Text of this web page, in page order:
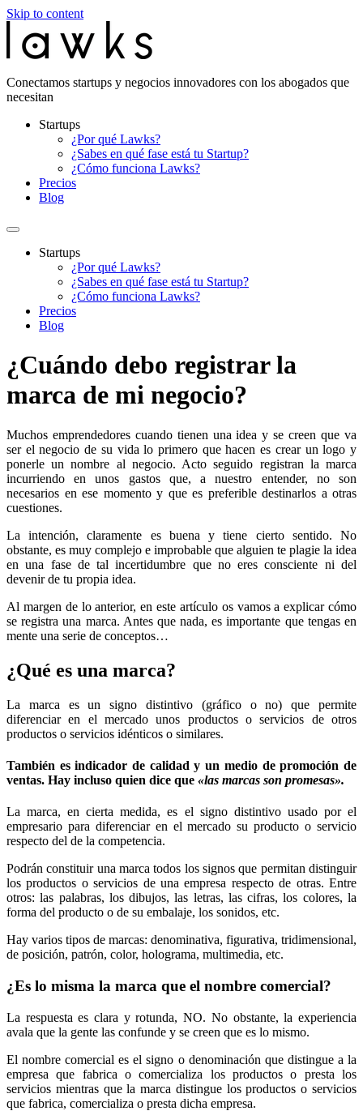
Skip to content
Conectamos startups y negocios innovadores con los abogados que
necesitan
Startups
¿Por qué Lawks?
¿Sabes en qué fase está tu Startup?
¿Cómo funciona Lawks?
Precios
Blog
Startups
¿Por qué Lawks?
¿Sabes en qué fase está tu Startup?
¿Cómo funciona Lawks?
Precios
Blog
¿Cuándo debo registrar la
marca de mi negocio?
Muchos emprendedores cuando tienen una idea y se creen que va
ser el negocio de su vida lo primero que hacen es crear un logo y
ponerle un nombre al negocio. Acto seguido registran la marca
incurriendo en unos gastos que, a nuestro entender, no son
necesarios en ese momento y que es preferible destinarlos a otras
cuestiones.
La intención, claramente es buena y tiene cierto sentido. No
obstante, es muy complejo e improbable que alguien te plagie la idea
en una fase de tal incertidumbre que no eres consciente ni del
devenir de tu propia idea.
Al margen de lo anterior, en este artículo os vamos a explicar cómo
se registra una marca. Antes que nada, es importante que tengas en
mente una serie de conceptos…
¿Qué es una marca?
La marca es un signo distintivo (gráfico o no) que permite
diferenciar en el mercado unos productos o servicios de otros
productos o servicios idénticos o similares.
También es indicador de calidad y un medio de promoción de
ventas. Hay incluso quien dice que «las marcas son promesas».
La marca, en cierta medida, es el signo distintivo usado por el
empresario para diferenciar en el mercado su producto o servicio
respecto del de la competencia.
Podrán constituir una marca todos los signos que permitan distinguir
los productos o servicios de una empresa respecto de otras. Entre
otros: las palabras, los dibujos, las letras, las cifras, los colores, la
forma del producto o de su embalaje, los sonidos, etc.
Hay varios tipos de marcas: denominativa, figurativa, tridimensional,
de posición, patrón, color, holograma, multimedia, etc.
¿Es lo misma la marca que el nombre comercial?
La respuesta es clara y rotunda, NO. No obstante, la experiencia
avala que la gente las confunde y se creen que es lo mismo.
El nombre comercial es el signo o denominación que distingue a la
empresa que fabrica o comercializa los productos o presta los
servicios mientras que la marca distingue los productos o servicios
que fabrica, comercializa o presta dicha empresa.